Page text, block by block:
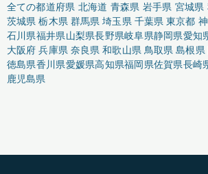
全ての都道府県 北海道 青森県 岩手県 宮城県
茨城県 栃木県 群馬県 埼玉県 千葉県 東京都
石川県福井県山梨県長野県岐阜県静岡県愛知
大阪府 兵庫県 奈良県 和歌山県 鳥取県 島根県
徳島県香川県愛媛県高知県福岡県佐賀県長崎
鹿児島県